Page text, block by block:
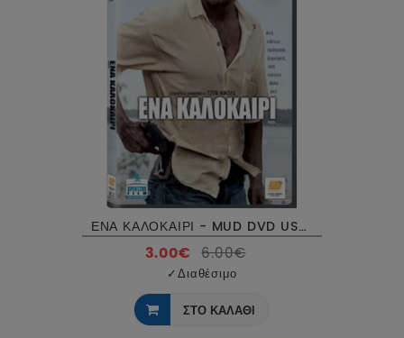
ΕΝΑ ΚΑΛΟΚΑΙΡΙ - MUD DVD USED
3.00€ 6.00€
✓Διαθέσιμο
ΣΤΟ ΚΑΛΑΘΙ